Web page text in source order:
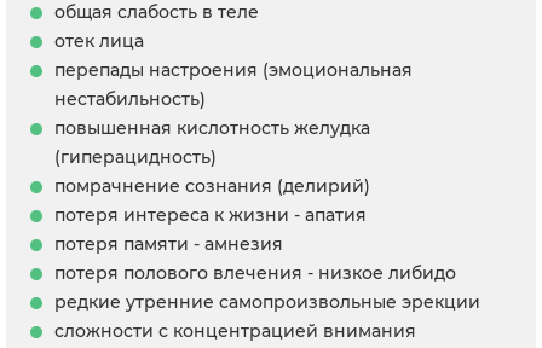
общая слабость в теле
отек лица
перепады настроения (эмоциональная
нестабильность)
повышенная кислотность желудка
(гиперацидность)
помрачнение сознания (делирий)
потеря интереса к жизни - апатия
потеря памяти - амнезия
потеря полового влечения - низкое либидо
редкие утренние самопроизвольные эрекции
сложности с концентрацией внимания